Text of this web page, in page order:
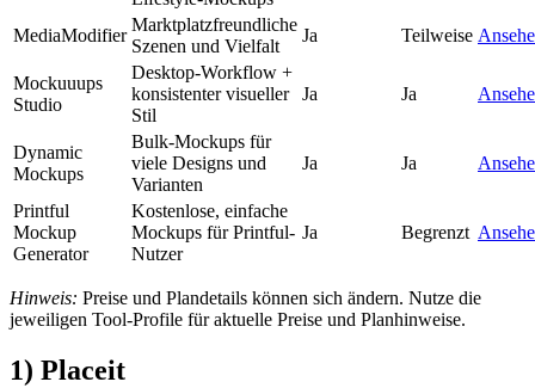
MediaModifier
Marktplatzfreundliche
Szenen und Vielfalt
Ja Teilweise
Mockuuups
Studio
Desktop-Workflow +
konsistenter visueller
Stil
Ja Ja
Dynamic
Mockups
Bulk-Mockups für
viele Designs und
Varianten
Ja Ja
Printful
Mockup
Generator
Kostenlose, einfache
Mockups für Printful-
Nutzer
Ja Begrenzt
Hinweis: Preise und Plandetails können sich ändern. Nutze die
jeweiligen Tool-Profile für aktuelle Preise und Planhinweise.
1) Placeit